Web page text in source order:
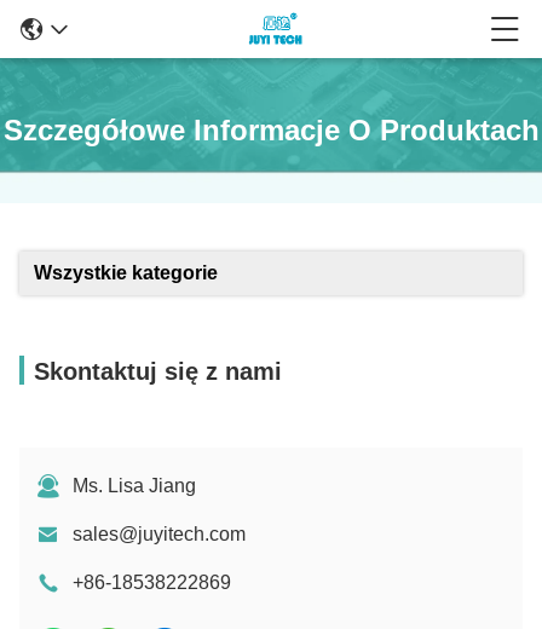
Szczegółowe Informacje O Produktach
Wszystkie kategorie
Skontaktuj się z nami
Ms. Lisa Jiang
sales@juyitech.com
+86-18538222869